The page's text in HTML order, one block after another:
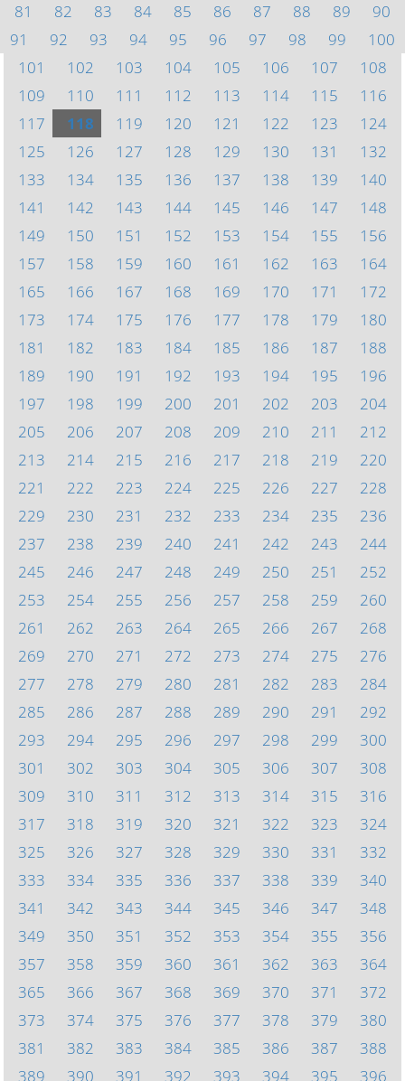
81
82 83 84 85 86 87 88 89
90
91
92 93 94 95 96 97 98 99
100
101
102 103 104 105 106 107
108
109
110 111 112 113 114 115
116
117
118 119 120 121 122 123
124
125
126 127 128 129 130 131
132
133
134 135 136 137 138 139
140
141
142 143 144 145 146 147
148
149
150 151 152 153 154 155
156
157
158 159 160 161 162 163
164
165
166 167 168 169 170 171
172
173
174 175 176 177 178 179
180
181
182 183 184 185 186 187
188
189
190 191 192 193 194 195
196
197
198 199 200 201 202 203
204
205
206 207 208 209 210 211
212
213
214 215 216 217 218 219
220
221
222 223 224 225 226 227
228
229
230 231 232 233 234 235
236
237
238 239 240 241 242 243
244
245
246 247 248 249 250 251
252
253
254 255 256 257 258 259
260
261
262 263 264 265 266 267
268
269
270 271 272 273 274 275
276
277
278 279 280 281 282 283
284
285
286 287 288 289 290 291
292
293
294 295 296 297 298 299
300
301
302 303 304 305 306 307
308
309
310 311 312 313 314 315
316
317
318 319 320 321 322 323
324
325
326 327 328 329 330 331
332
333
334 335 336 337 338 339
340
341
342 343 344 345 346 347
348
349
350 351 352 353 354 355
356
357
358 359 360 361 362 363
364
365
366 367 368 369 370 371
372
373
374 375 376 377 378 379
380
381
382 383 384 385 386 387
388
389
390 391 392 393 394 395 396